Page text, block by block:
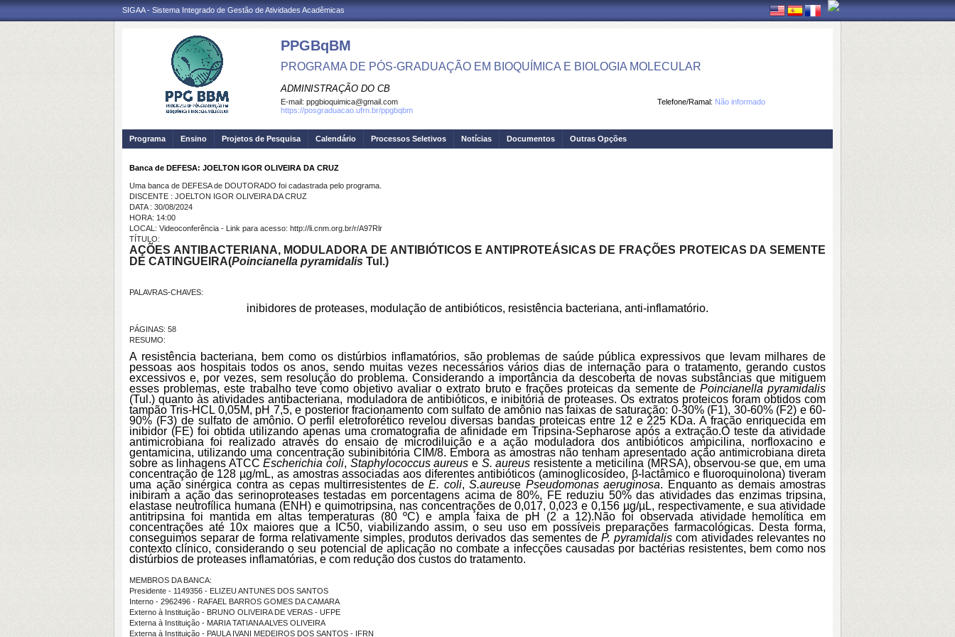
SIGAA - Sistema Integrado de Gestão de Atividades Acadêmicas
PPGBqBM
PROGRAMA DE PÓS-GRADUAÇÃO EM BIOQUÍMICA E BIOLOGIA MOLECULAR
ADMINISTRAÇÃO DO CB
Telefone/Ramal: Não informado
E-mail: ppgbioquimica@gmail.com
https://posgraduacao.ufrn.br/ppgbqbm
Programa Ensino Projetos de Pesquisa Calendário Processos Seletivos Notícias Documentos Outras Opções
Banca de DEFESA: JOELTON IGOR OLIVEIRA DA CRUZ
Uma banca de DEFESA de DOUTORADO foi cadastrada pelo programa.
DISCENTE : JOELTON IGOR OLIVEIRA DA CRUZ
DATA : 30/08/2024
HORA: 14:00
LOCAL: Videoconferência - Link para acesso: http://li.cnm.org.br/r/A97Rlr
TÍTULO:
AÇÕES ANTIBACTERIANA, MODULADORA DE ANTIBIÓTICOS E ANTIPROTEÁSICAS DE FRAÇÕES PROTEICAS DA SEMENTE
DE CATINGUEIRA(Poincianella pyramidalis Tul.)
PALAVRAS-CHAVES:
inibidores de proteases, modulação de antibióticos, resistência bacteriana, anti-inflamatório.
PÁGINAS: 58
RESUMO:
A resistência bacteriana, bem como os distúrbios inflamatórios, são problemas de saúde pública expressivos que levam milhares de
pessoas aos hospitais todos os anos, sendo muitas vezes necessários vários dias de internação para o tratamento, gerando custos
excessivos e, por vezes, sem resolução do problema. Considerando a importância da descoberta de novas substâncias que mitiguem
esses problemas, este trabalho teve como objetivo avaliar o extrato bruto e frações proteicas da semente de Poincianella pyramidalis
(Tul.) quanto às atividades antibacteriana, moduladora de antibióticos, e inibitória de proteases. Os extratos proteicos foram obtidos com
tampão Tris-HCL 0,05M, pH 7,5, e posterior fracionamento com sulfato de amônio nas faixas de saturação: 0-30% (F1), 30-60% (F2) e 60-
90% (F3) de sulfato de amônio. O perfil eletroforético revelou diversas bandas proteicas entre 12 e 225 KDa. A fração enriquecida em
inibidor (FE) foi obtida utilizando apenas uma cromatografia de afinidade em Tripsina-Sepharose após a extração.O teste da atividade
antimicrobiana foi realizado através do ensaio de microdiluição e a ação moduladora dos antibióticos ampicilina, norfloxacino e
gentamicina, utilizando uma concentração subinibitória CIM/8. Embora as amostras não tenham apresentado ação antimicrobiana direta
sobre as linhagens ATCCEscherichia coli, Staphylococcus aureus e S. aureus resistente a meticilina (MRSA), observou-se que, em uma
concentração de 128 µg/mL, as amostras associadas aos diferentes antibióticos (aminoglicosídeo, β-lactâmico e fluoroquinolona) tiveram
uma ação sinérgica contra as cepas multirresistentes de E. coli, S.aureuse Pseudomonas aeruginosa. Enquanto as demais amostras
inibiram a ação das serinoproteases testadas em porcentagens acima de 80%, FE reduziu 50% das atividades das enzimas tripsina,
elastase neutrofílica humana (ENH) e quimotripsina, nas concentrações de 0,017, 0,023 e 0,156 µg/µL, respectivamente, e sua atividade
antitripsina foi mantida em altas temperaturas (80 ºC) e ampla faixa de pH (2 a 12).Não foi observada atividade hemolítica em
concentrações até 10x maiores que a IC50, viabilizando assim, o seu uso em possíveis preparações farmacológicas. Desta forma,
conseguimos separar de forma relativamente simples, produtos derivados das sementes deP. pyramidalis com atividades relevantes no
contexto clínico, considerando o seu potencial de aplicação no combate a infecções causadas por bactérias resistentes, bem como nos
distúrbios de proteases inflamatórias, e com redução dos custos do tratamento.
MEMBROS DA BANCA:
Presidente - 1149356 - ELIZEU ANTUNES DOS SANTOS
Interno - 2962496 - RAFAEL BARROS GOMES DA CAMARA
Externo à Instituição - BRUNO OLIVEIRA DE VERAS - UFPE
Externa à Instituição - MARIA TATIANA ALVES OLIVEIRA
Externa à Instituição - PAULA IVANI MEDEIROS DOS SANTOS - IFRN